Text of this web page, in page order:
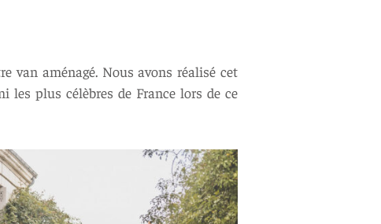
van aménagé. Nous avons réalisé cet
plus célèbres de France lors de ce